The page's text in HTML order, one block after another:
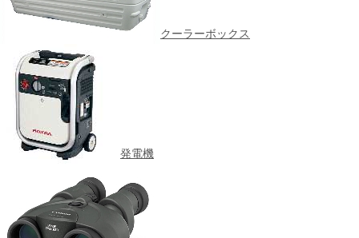
クーラーボックス
発電機